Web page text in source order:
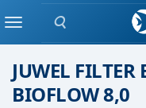
Zoeken
Menu
JUWEL
BIOFLOW 8,0